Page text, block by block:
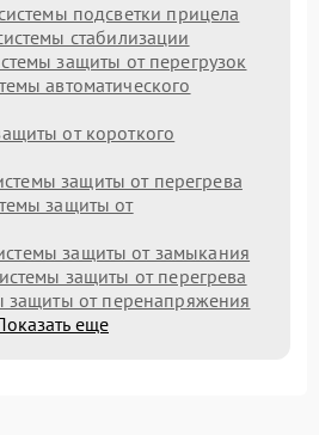
подсветки прицела
стабилизации
защиты от перегрузок
автоматического
от короткого
защиты от перегрева
защиты от
защиты от замыкания
защиты от перегрева
защиты от перенапряжения
еще